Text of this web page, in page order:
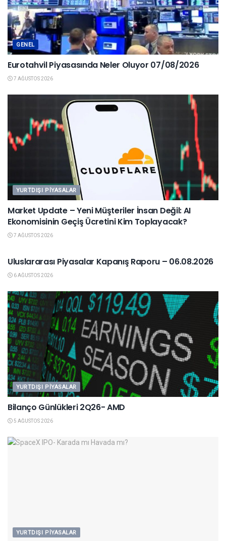
GENEL
Eurotahvil Piyasasında Neler Oluyor 07/08/2026
7 AĞUSTOS 2026
YURTDIŞI PIYASALAR
Market Update – Yeni Müşteriler İnsan Değil: AI
Ekonomisinin Geçiş Ücretini Kim Toplayacak?
7 AĞUSTOS 2026
Uluslararası Piyasalar Kapanış Raporu – 06.08.2026
6 AĞUSTOS 2026
YURTDIŞI PIYASALAR
Bilanço Günlükleri 2Q26- AMD
5 AĞUSTOS 2026
YURTDIŞI PIYASALAR